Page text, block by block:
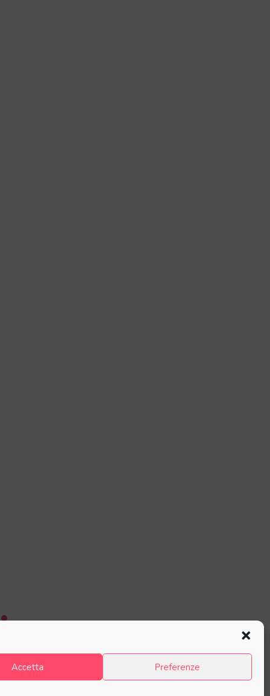
Accetta Preferenze